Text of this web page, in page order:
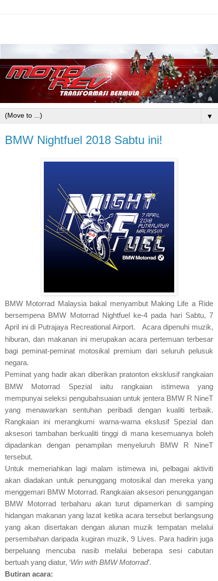
▼
BMW Nightfuel 2018 Sabtu ini!
BMW Motorrad Malaysia bakal menyambut Making Life a Ride
bersempena BMW Motorrad Nightfuel ke-4 pada hari Sabtu, 7
April ini di Putrajaya Recreational Airport. Acara dipenuhi muzik,
hiburan, dan makanan ini merupakan acara pertemuan terbesar
bagi peminat-peminat motosikal premium dari seluruh pelusuk
negara.
Peminat yang hadir akan diberikan pratontoneksklusif rangkaian
BMW Motorrad Spezial iaitu rangkaian istimewa yang
mempunyai seleksi pengubahsuaian untuk jentera BMW R NineT
yang menawarkan sentuhan peribadi dengan kualiti terbaik.
Rangkaian ini merangkumi warna-warna ekslusif Spezial dan
aksesori tambahan berkualiti tinggi di mana kesemuanya boleh
dipadankan dengan penampilan menyeluruh BMW R NineT
tersebut.
Untuk memeriahkan lagi malam istimewa ini, pelbagai aktiviti
akan diadakan untuk penunggang motosikal dan mereka yang
menggemari BMW Motorrad. Rangkaian aksesori penunggangan
BMW Motorrad terbaharu akan turut dipamerkan di samping
hidangan makanan yang lazat ketika acara tersebut berlangsung
yang akan disertakan dengan alunan muzik tempatan melalui
persembahan daripada kugiran muzik, 9 Lives. Para hadirin juga
berpeluang mencuba nasib melalui beberapa sesi cabutan
bertuah yang diatur, ‘Win with BMW Motorrad’.
Butiran acara: